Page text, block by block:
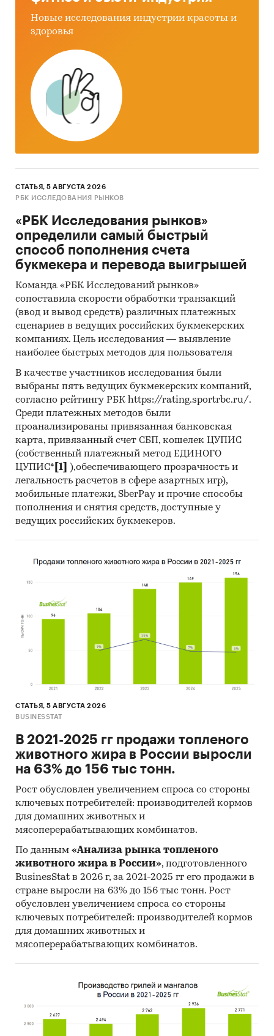
5. Материалы отраслевых учреждений
6. Материалы участников рынка
7. Базы данных ABARUS MR.
Категории: Потребительские товары
Стройматериалы
Бетон
Россия
Новые исследования индустрии красоты и
здоровья
СТАТЬЯ, 5 АВГУСТА 2026
РБК ИССЛЕДОВАНИЯ РЫНКОВ
«РБК Исследования рынков»
определили самый быстрый
способ пополнения счета
букмекера и перевода выигрышей
Команда «РБК Исследований рынков»
сопоставила скорости обработки транзакций
(ввод и вывод средств) различных платежных
сценариев в ведущих российских букмекерских
компаниях. Цель исследования — выявление
наиболее быстрых методов для пользователя
В качестве участников исследования были
выбраны пять ведущих букмекерских компаний,
согласно рейтингу РБК https://rating.sportrbc.ru/.
Среди платежных методов были
проанализированы привязанная банковская
карта, привязанный счет СБП, кошелек ЦУПИС
(собственный платежный метод ЕДИНОГО
ЦУПИС* [1]
),обеспечивающего прозрачность и
легальность расчетов в сфере азартных игр),
мобильные платежи, SberPay и прочие способы
пополнения и снятия средств, доступные у
ведущих российских букмекеров.
СТАТЬЯ, 5 АВГУСТА 2026
BUSINESSTAT
В 2021-2025 гг продажи топленого
животного жира в России выросли
на 63% до 156 тыс тонн.
Рост обусловлен увеличением спроса со стороны
ключевых потребителей: производителей кормов
для домашних животных и
мясоперерабатывающих комбинатов.
По данным «Анализа рынка топленого
животного жира в России», подготовленного
BusinesStat в 2026 г, за 2021-2025 гг его продажи в
стране выросли на 63% до 156 тыс тонн. Рост
обусловлен увеличением спроса со стороны
ключевых потребителей: производителей кормов
для домашних животных и
мясоперерабатывающих комбинатов.